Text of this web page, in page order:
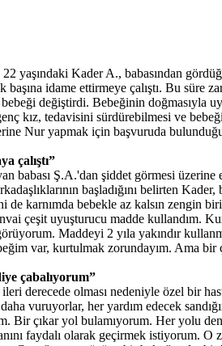
yaşındaki Kader A., babasından
idame ettirmeye çalıştı. Bu süre
değiştirdi. Bebeğinin doğmasıyla
kız, tedavisini sürdürebilmesi ve
Nur yapmak için başvuruda
çalıştı”
babası Ş.A.'dan şiddet görmesi üzerine
başladığını belirten
de karnımda bebekle az kalsın zengin
çeşit uyuşturucu madde kullandım.
Maddeyi 2 yıla yakındır
var, kurtulmak zorundayım. Ama bir
çabalıyorum”
ileri derecede olması nedeniyle özel
daha vuruyorlar, her yardım edecek
Bir çıkar yol bulamıyorum. Her yolu
faydalı olarak geçirmek istiyorum.